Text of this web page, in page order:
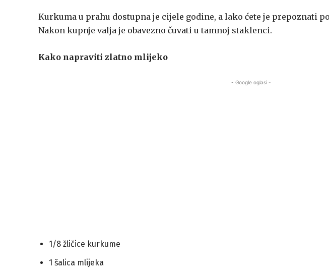
Kurkuma u prahu dostupna je cijele godine, a lako ćete je prepoznati
Nakon kupnje valja je obavezno čuvati u tamnoj staklenci.
Kako napraviti zlatno mlijeko
- Google oglasi -
1/8 žličice kurkume
1 šalica mlijeka